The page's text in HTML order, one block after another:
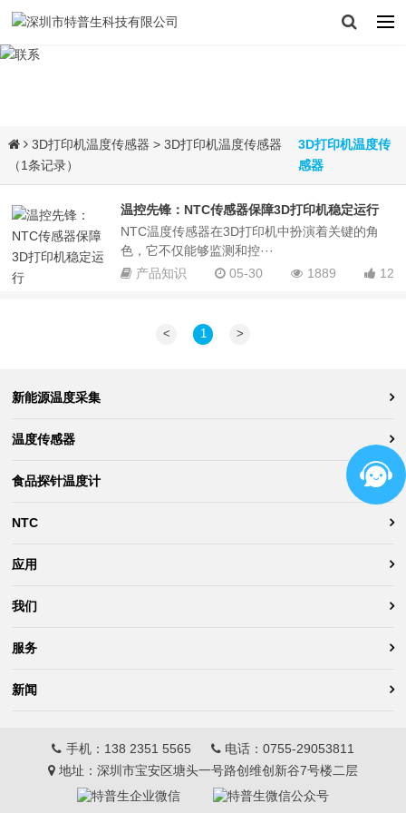
3D打印机温度传感器 > 3D打印机温度传感器
（1条记录）
3D打印机温度传
感器
温控先锋：NTC传感器保障3D打印机稳定运行
NTC温度传感器在3D打印机中扮演着关键的角
色，它不仅能够监测和控···
产品知识
05-30 1889 12
< 1 >
新能源温度采集
温度传感器
食品探针温度计
NTC
应用
我们
服务
新闻
手机： 138 2351 5565 电话： 0755-29053811
地址：深圳市宝安区塘头一号路创维创新谷7号楼二层